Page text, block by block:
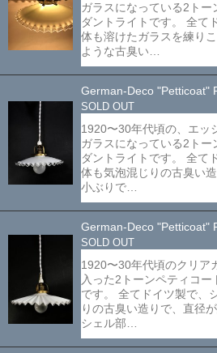
ガラスになっている2トー
ダントライトです。 全て
体も溶けたガラスを練り
ような古臭い…
German-Deco "Petticoat"
SOLD OUT
1920〜30年代頃の、エッ
ガラスになっている2トー
ダントライトです。 全て
体も気泡混じりの古臭い
小ぶりで…
German-Deco "Petticoat"
SOLD OUT
1920〜30年代頃のクリア
入った2トーンペティコー
です。 全てドイツ製で、
りの古臭い造りで、直径
シェル部…